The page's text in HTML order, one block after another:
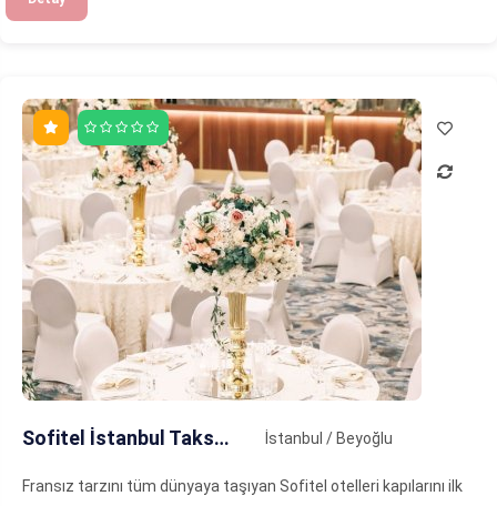
Sofitel İstanbul Taksim İstanbul / Beyoğlu
Fransız tarzını tüm dünyaya taşıyan Sofitel otelleri kapılarını ilk